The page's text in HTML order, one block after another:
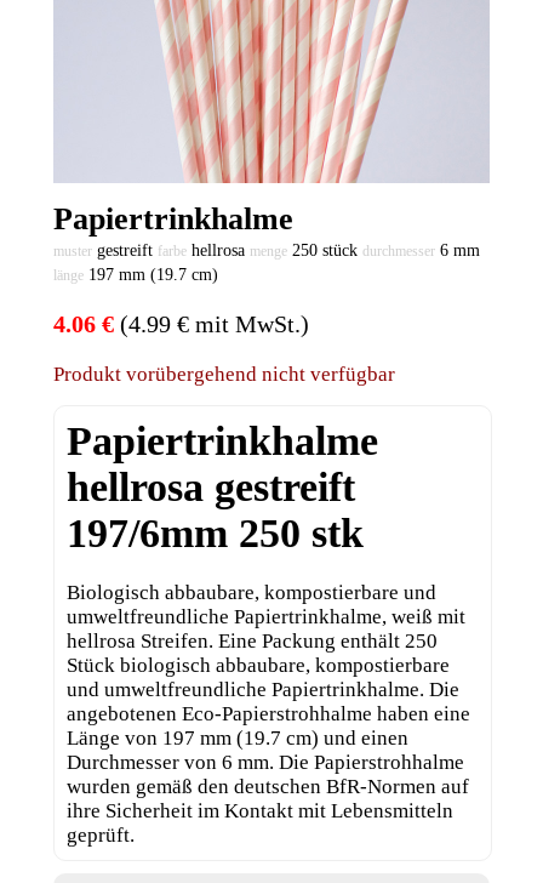
Papiertrinkhalme
muster gestreift farbe hellrosa menge 250 stück durchmesser 6 mm
länge 197 mm (19.7 cm)
4.06 € (4.99 € mit MwSt.)
Produkt vorübergehend nicht verfügbar
Papiertrinkhalme
hellrosa gestreift
197/6mm 250 stk
Biologisch abbaubare, kompostierbare und
umweltfreundliche Papiertrinkhalme, weiß mit
hellrosa Streifen. Eine Packung enthält 250
Stück biologisch abbaubare, kompostierbare
und umweltfreundliche Papiertrinkhalme. Die
angebotenen Eco-Papierstrohhalme haben eine
Länge von 197 mm (19.7 cm) und einen
Durchmesser von 6 mm. Die Papierstrohhalme
wurden gemäß den deutschen BfR-Normen auf
ihre Sicherheit im Kontakt mit Lebensmitteln
geprüft.